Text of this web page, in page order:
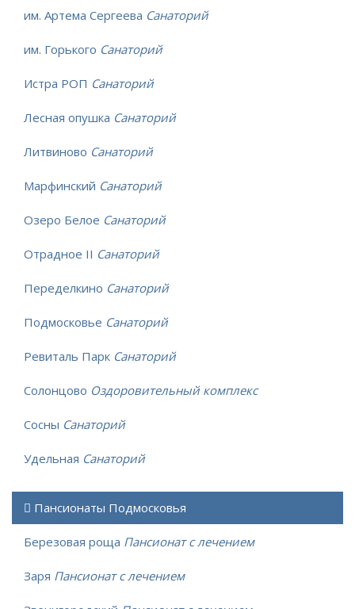
им. Артема Сергеева Санаторий
им. Горького Санаторий
Истра РОП Санаторий
Лесная опушка Санаторий
Литвиново Санаторий
Марфинский Санаторий
Озеро Белое Санаторий
Отрадное II Санаторий
Переделкино Санаторий
Подмосковье Санаторий
Ревиталь Парк Санаторий
Солонцово Оздоровительный комплекс
Сосны Санаторий
Удельная Санаторий
Пансионаты Подмосковья
Березовая роща Пансионат с лечением
Заря Пансионат с лечением